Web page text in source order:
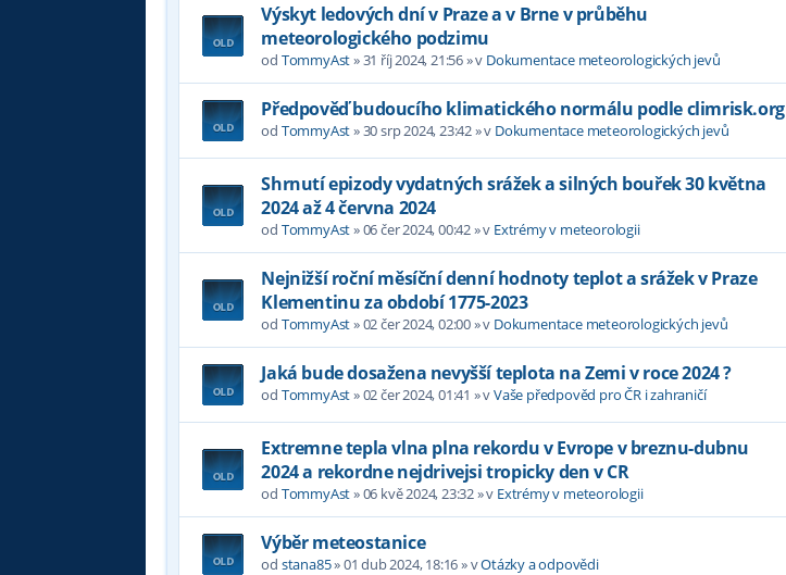
Výskyt ledových dní v Praze a v Brne v průběhu
meteorologického podzimu
od TommyAst»31 říj 2024, 21:56» v Dokumentace meteorologických jevů
Předpověď budoucího klimatického normálu podle climrisk.org
od TommyAst»30 srp 2024, 23:42» v Dokumentace meteorologických jevů
Shrnutí epizody vydatných srážek a silných bouřek 30 května
2024 až 4 června 2024
od TommyAst»06 čer 2024, 00:42» v Extrémy v meteorologii
Nejnižší roční měsíční denní hodnoty teplot a srážek v Praze
Klementinu za období 1775-2023
od TommyAst»02 čer 2024, 02:00» v Dokumentace meteorologických jevů
Jaká bude dosažena nevyšší teplota na Zemi v roce 2024 ?
od TommyAst»02 čer 2024, 01:41 » vVaše předpověd pro ČR i zahraničí
Extremne tepla vlna plna rekordu v Evrope v breznu-dubnu
2024 a rekordne nejdrivejsi tropicky den v CR
od TommyAst»06 kvě 2024, 23:32» v Extrémy v meteorologii
Výběr meteostanice
od stana85»01 dub 2024, 18:16» vOtázky a odpovědi